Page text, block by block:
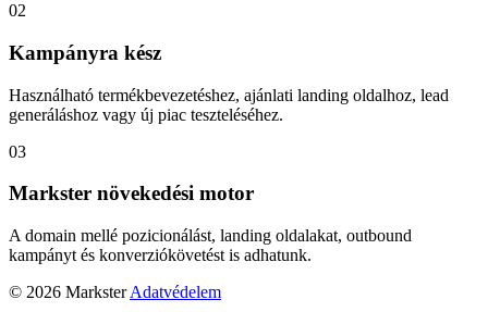
02
Kampányra kész
Használható termékbevezetéshez, ajánlati landing oldalhoz, lead
generáláshoz vagy új piac teszteléséhez.
03
Markster növekedési motor
A domain mellé pozicionálást, landing oldalakat, outbound
kampányt és konverziókövetést is adhatunk.
© 2026 Markster Adatvédelem